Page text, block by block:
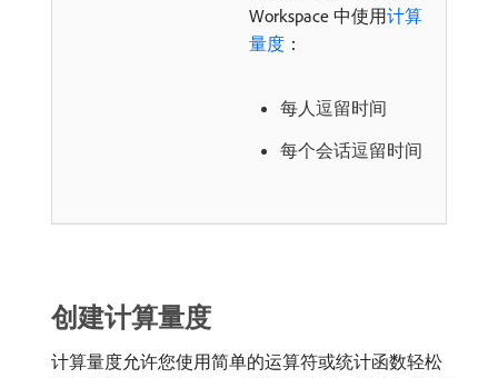
Workspace 中使用计算
量度 ：
每人逗留时间
每个会话逗留时间
创建计算量度
计算量度允许您使用简单的运算符或统计函数轻松